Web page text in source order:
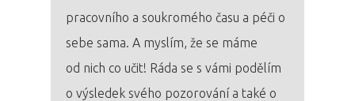
pracovního a soukromého času a péči o
sebe sama. A myslím, že se máme
od nich co učit! Ráda se s vámi podělím
o výsledek svého pozorování a také o